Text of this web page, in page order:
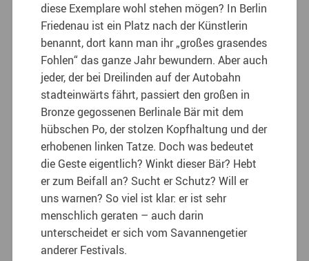
diese Exemplare wohl stehen mögen? In Berlin
Friedenau ist ein Platz nach der Künstlerin
benannt, dort kann man ihr „großes grasendes
Fohlen“ das ganze Jahr bewundern. Aber auch
jeder, der bei Dreilinden auf der Autobahn
stadteinwärts fährt, passiert den großen in
Bronze gegossenen Berlinale Bär mit dem
hübschen Po, der stolzen Kopfhaltung und der
erhobenen linken Tatze. Doch was bedeutet
die Geste eigentlich? Winkt dieser Bär? Hebt
er zum Beifall an? Sucht er Schutz? Will er
uns warnen? So viel ist klar: er ist sehr
menschlich geraten – auch darin
unterscheidet er sich vom Savannengetier
anderer Festivals.